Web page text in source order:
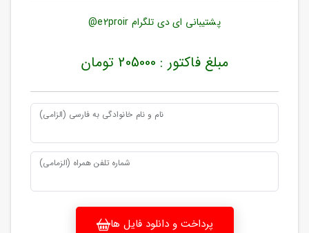
پشتیبانی ای دی تلگرام e2proir@
مبلغ فاکتور : 205000 تومان
نام و نام خانوادگی به فارسی (الزامی)
شماره تلفن همراه (الزمامی)
پرداخت و دانلود فایل ها